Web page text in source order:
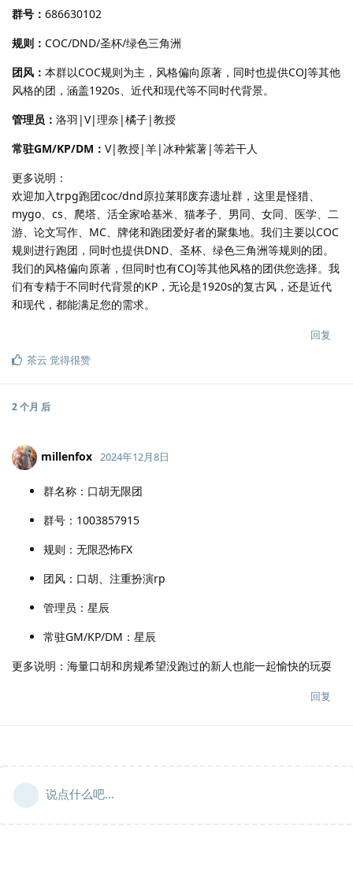
群号： 686630102
规则： COC/DND/圣杯/绿色三角洲
团风： 本群以COC规则为主，风格偏向原著，同时也提供COJ等其他
风格的团，涵盖1920s、近代和现代等不同时代背景。
管理员： 洛羽|V|理奈|橘子|教授
常驻GM/KP/DM： V|教授|羊|冰种紫薯|等若干人
更多说明：
欢迎加入trpg跑团coc/dnd原拉莱耶废弃遗址群，这里是怪猎、
mygo、cs、爬塔、活全家哈基米、猫孝子、男同、女同、医学、二
游、论文写作、MC、牌佬和跑团爱好者的聚集地。我们主要以COC
规则进行跑团，同时也提供DND、圣杯、绿色三角洲等规则的团。
我们的风格偏向原著，但同时也有COJ等其他风格的团供您选择。我
们有专精于不同时代背景的KP，无论是1920s的复古风，还是近代
和现代，都能满足您的需求。
回复
茶云 觉得很赞
2 个月 后
millenfox 2024年12月8日
群名称：口胡无限团
群号：1003857915
规则：无限恐怖FX
团风：口胡、注重扮演rp
管理员：星辰
常驻GM/KP/DM：星辰
更多说明：海量口胡和房规希望没跑过的新人也能一起愉快的玩耍
回复
说点什么吧...